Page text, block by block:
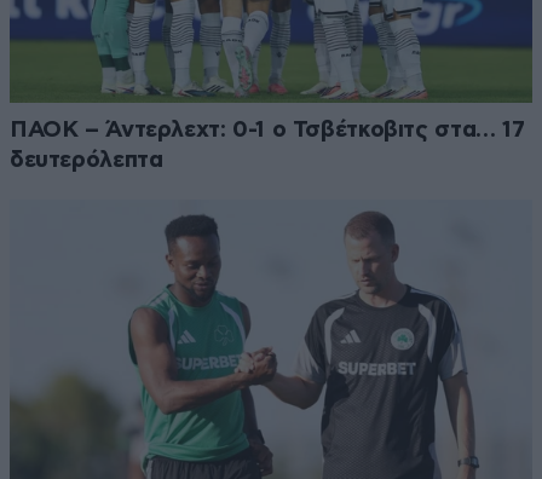
ΠΑΟΚ – Άντερλεχτ: 0-1 ο Τσβέτκοβιτς στα… 17
δευτερόλεπτα